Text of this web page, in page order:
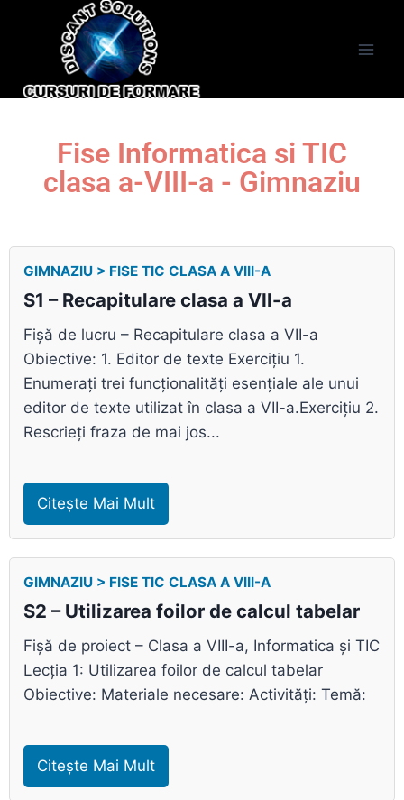
Fise Informatica si TIC
clasa a-VIII-a - Gimnaziu
GIMNAZIU > FISE TIC CLASA A VIII-A
S1 – Recapitulare clasa a VII-a
Fișă de lucru – Recapitulare clasa a VII-a
Obiective: 1. Editor de texte Exercițiu 1.
Enumerați trei funcționalități esențiale ale unui
editor de texte utilizat în clasa a VII-a.Exercițiu 2.
Rescrieți fraza de mai jos...
Citește Mai Mult
GIMNAZIU > FISE TIC CLASA A VIII-A
S2 – Utilizarea foilor de calcul tabelar
Fișă de proiect – Clasa a VIII-a, Informatica și TIC
Lecția 1: Utilizarea foilor de calcul tabelar
Obiective: Materiale necesare: Activități: Temă:
Citește Mai Mult